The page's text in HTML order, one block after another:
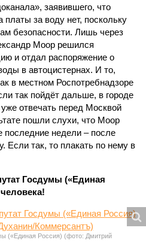
заявившего, что
платы за воду нет, поскольку
безопасности. Лишь через
Моор решился
и отдал распоряжение о
в автоцистернах. И то,
в местном Роспотребнадзоре
так пойдёт дальше, в городе
отвечать перед Москвой
пошли слухи, что Моор
последние недели – после
Если так, то плакать по нему в
Госдумы («Единая
(«Единая Россия) (фото: Дмитрий